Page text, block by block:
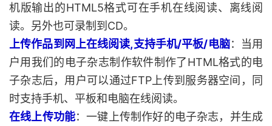
机版输出的HTML5格式可在手机在线阅读、离线阅
读。另外也可录制到CD。
上传作品到网上在线阅读,支持手机/平板/电脑：当用
户用我们的电子杂志制作软件制作了HTML格式的电
子杂志后，用户可以通过FTP上传到服务器空间，同
时支持手机、平板和电脑在线阅读。
在线上传功能：一键上传制作好的电子杂志，并生成